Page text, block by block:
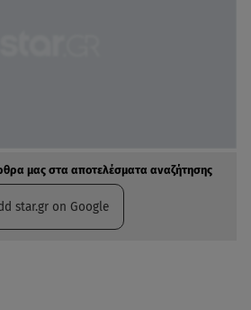
μας στα αποτελέσματα αναζήτησης
star.gr on Google